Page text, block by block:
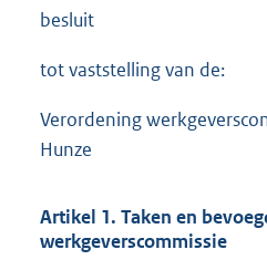
besluit
tot vaststelling van de:
Verordening
Hunze
Artikel 1. Taken en
werkgeverscommissie